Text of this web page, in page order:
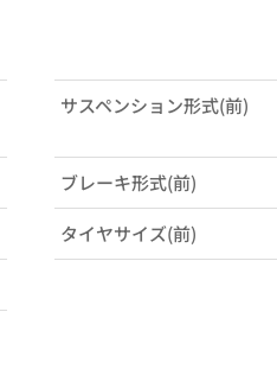
サスペンション形式(前)
ブレーキ形式(前)
タイヤサイズ(前)